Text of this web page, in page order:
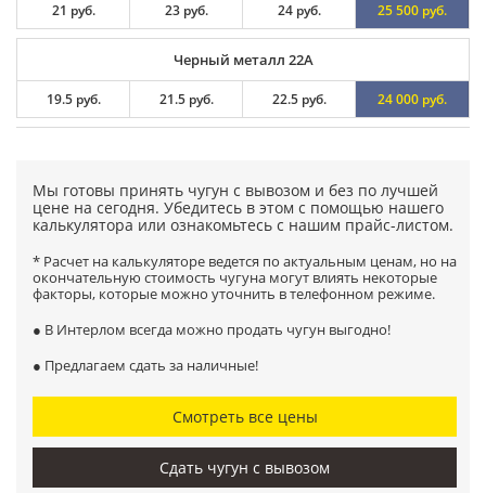
21 руб. 23 руб. 24 руб. 25 500 руб.
Черный металл 22А
19.5 руб. 21.5 руб. 22.5 руб. 24 000 руб.
Мы готовы принять чугун с вывозом и без по лучшей
цене на сегодня. Убедитесь в этом с помощью нашего
калькулятора или ознакомьтесь с нашим прайс-листом.
* Расчет на калькуляторе ведется по актуальным ценам, но на
окончательную стоимость чугуна могут влиять некоторые
факторы, которые можно уточнить в телефонном режиме.
● В Интерлом всегда можно продать чугун выгодно!
● Предлагаем сдать за наличные!
Смотреть все цены
Сдать чугун с вывозом